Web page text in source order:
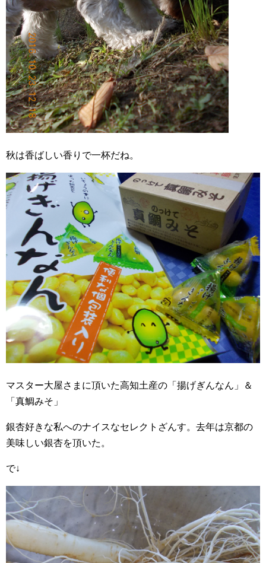
秋は香ばしい香りで一杯だね。
マスター大屋さまに頂いた高知土産の「揚げぎんなん」＆
「真鯛みそ」
銀杏好きな私へのナイスなセレクトざんす。去年は京都の
美味しい銀杏を頂いた。
で↓